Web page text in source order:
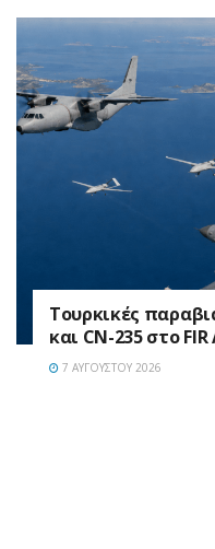
Τουρκικές
και CN-235 στο
7 ΑΥΓΟΎΣΤΟΥ 2026